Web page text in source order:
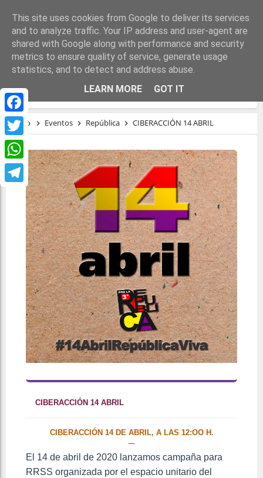
Facebook
Twitter
WhatsApp
Telegram
CIBERACCIÓN 14 ABRIL
Inicio Eventos República CIBERACCIÓN 14 ABRIL
CIBERACCIÓN 14 ABRIL
CIBERACCIÓN 14 DE ABRIL, A LAS 12:OO H.
El 14 de abril de 2020 lanzamos campaña para
RRSS organizada por el espacio unitario del
This site uses cookies from Google to deliver its services
and to analyze traffic. Your IP address and user-agent are
shared with Google along with performance and security
metrics to ensure quality of service, generate usage
statistics, and to detect and address abuse.
LEARN MORE
GOT IT